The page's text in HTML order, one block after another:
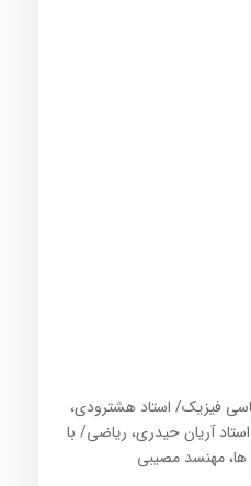
فیزیک/ استاد هشترودی،
آریان حیدری، ریاضی/ با
ها، مهنسد مصیبی